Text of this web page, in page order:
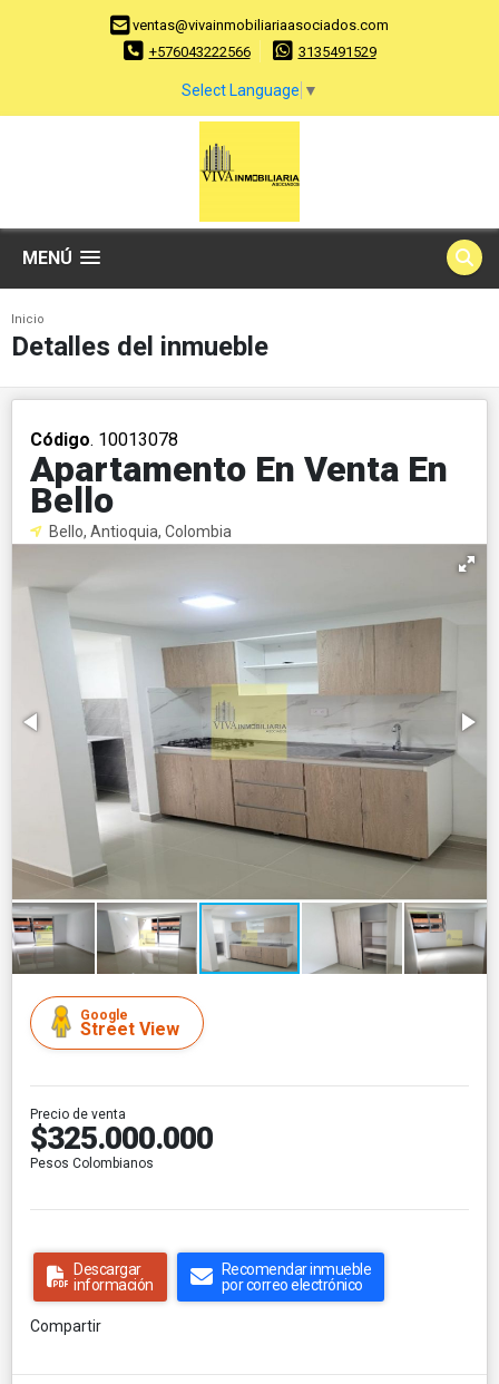
ventas@vivainmobiliariaasociados.com
+576043222566
3135491529
Select Language ▼
MENÚ
Inicio
Detalles del inmueble
Código. 10013078
Apartamento En Venta En
Bello
Bello, Antioquia, Colombia
Google
Street View
Precio de venta
$325.000.000
Pesos Colombianos
Descargar
información
Recomendar inmueble
por correo electrónico
Compartir